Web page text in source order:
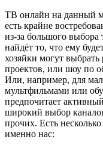
ТВ онлайн на данный
есть крайне
из-за большого выбора
найдёт то, что ему
хозяйки могут
проектов, или шоу по
Или, например, для
мультфильмами или
предпочитает
широкий выбор
прочих. Есть
именно нас: